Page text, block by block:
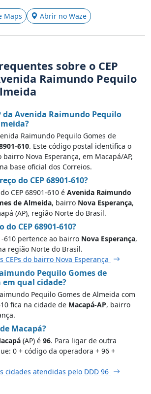
Maps Abrir no Waze
sobre o CEP
Raimundo Pequilo
da Avenida Raimundo Pequilo
Raimundo Pequilo Gomes de
610. Este código postal identifica o
bairro Nova Esperança, em Macapá/AP,
base oficial dos Correios.
do CEP 68901-610?
CEP 68901-610 é Avenida Raimundo
de Almeida, bairro Nova Esperança,
(AP), região Norte do Brasil.
CEP 68901-610?
610 pertence ao bairro Nova Esperança,
região Norte do Brasil.
CEPs do bairro Nova Esperança
Pequilo Gomes de
qual cidade?
Pequilo Gomes de Almeida com
fica na cidade de Macapá-AP, bairro
Macapá?
(AP) é 96. Para ligar de outra
0 + código da operadora + 96 +
cidades atendidas pelo DDD 96